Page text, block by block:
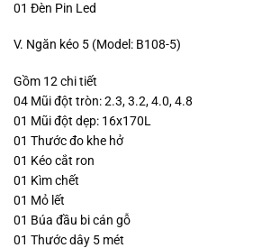
01 Đèn Pin Led
V. Ngăn kéo 5 (Model: B108-5)
Gồm 12 chi tiết
04 Mũi đột tròn: 2.3, 3.2, 4.0, 4.8
01 Mũi đột dẹp: 16x170L
01 Thước đo khe hở
01 Kéo cắt ron
01 Kìm chết
01 Mỏ lết
01 Búa đầu bi cán gỗ
01 Thước dây 5 mét